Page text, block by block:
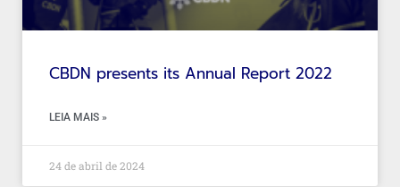
CBDN presents its Annual Report 2022
LEIA MAIS »
24 de abril de 2024